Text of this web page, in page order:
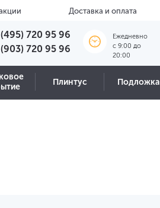
Доставка и оплата
720 95 96
720 95 96
Ежедневно
c 9:00 до
20:00
Плинтус Подложка